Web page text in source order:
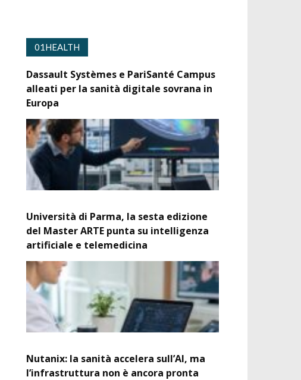
01HEALTH
Dassault Systèmes e PariSanté Campus
alleati per la sanità digitale sovrana in
Europa
Università di Parma, la sesta edizione
del Master ARTE punta su intelligenza
artificiale e telemedicina
Nutanix: la sanità accelera sull’AI, ma
l’infrastruttura non è ancora pronta